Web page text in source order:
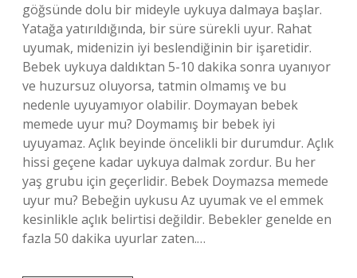
göğsünde dolu bir mideyle uykuya dalmaya başlar.
Yatağa yatırıldığında, bir süre sürekli uyur. Rahat
uyumak, midenizin iyi beslendiğinin bir işaretidir.
Bebek uykuya daldıktan 5-10 dakika sonra uyanıyor
ve huzursuz oluyorsa, tatmin olmamış ve bu
nedenle uyuyamıyor olabilir. Doymayan bebek
memede uyur mu? Doymamış bir bebek iyi
uyuyamaz. Açlık beyinde öncelikli bir durumdur. Açlık
hissi geçene kadar uykuya dalmak zordur. Bu her
yaş grubu için geçerlidir. Bebek Doymazsa memede
uyur mu? Bebeğin uykusu Az uyumak ve el emmek
kesinlikle açlık belirtisi değildir. Bebekler genelde en
fazla 50 dakika uyurlar zaten.…